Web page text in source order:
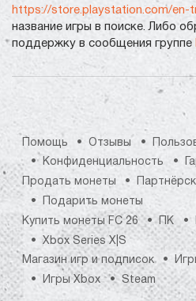
https://store.playstation.com/en-
название игры в поиске. Либо
поддержку в сообщения группе
Помощь Отзывы
Конфиденциальность
Продать монеты
Подарить монеты
Купить монеты FC 26
ПК
Xbox Series X|S
Магазин игр и подписок
Игры Xbox
Steam